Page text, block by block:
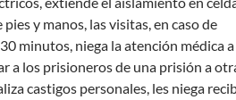
y manos, las visitas, en caso de
minutos, niega la atención médica a
a los prisioneros de una prisión a
castigos personales, les niega